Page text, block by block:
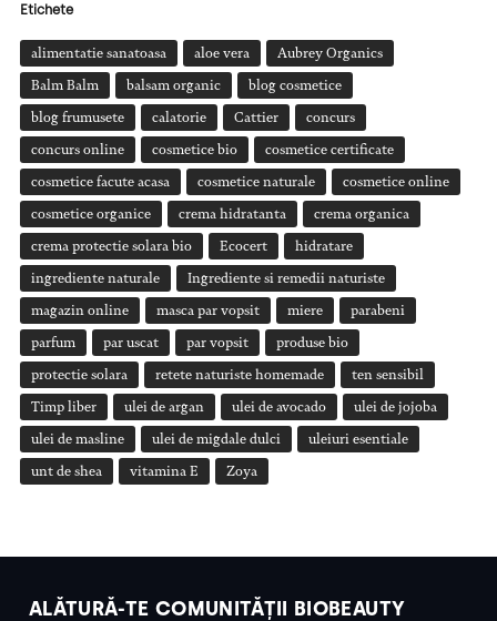
Etichete
alimentatie sanatoasa aloe vera Aubrey Organics
Balm Balm balsam organic blog cosmetice
blog frumusete calatorie Cattier concurs
concurs online cosmetice bio cosmetice certificate
cosmetice facute acasa cosmetice naturale cosmetice online
cosmetice organice crema hidratanta crema organica
crema protectie solara bio Ecocert hidratare
ingrediente naturale Ingrediente si remedii naturiste
magazin online masca par vopsit miere parabeni
parfum par uscat par vopsit produse bio
protectie solara retete naturiste homemade ten sensibil
Timp liber ulei de argan ulei de avocado ulei de jojoba
ulei de masline ulei de migdale dulci uleiuri esentiale
unt de shea vitamina E Zoya
ALĂTURĂ-TE COMUNITĂȚII BIOBEAUTY